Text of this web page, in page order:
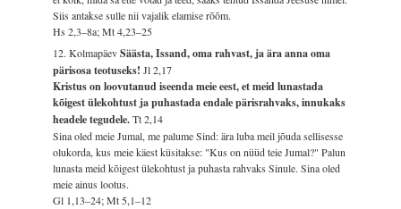
Siis antakse sulle nii vajalik elamise rõõm.
Hs 2,3–8a; Mt 4,23–25
12. KolmapäevSäästa, Issand, oma rahvast, ja ära anna oma
pärisosa teotuseks!Jl 2,17
Kristus on loovutanud iseenda meie eest, et meid lunastada
kõigest ülekohtust ja puhastada endale pärisrahvaks, innukaks
headele tegudele.Tt 2,14
Sina oled meie Jumal, me palume Sind: ära luba meil jõuda sellisesse
olukorda, kus meie käest küsitakse: "Kus on nüüd teie Jumal?" Palun
lunasta meid kõigest ülekohtust ja puhasta rahvaks Sinule. Sina oled
meie ainus lootus.
Gl 1,13–24; Mt 5,1–12